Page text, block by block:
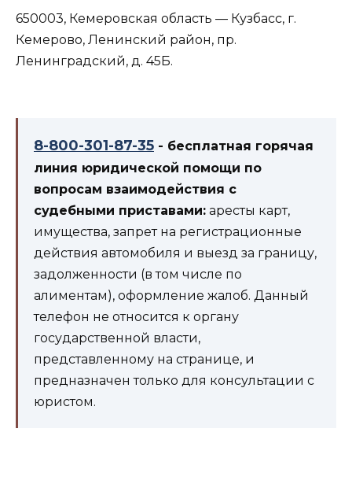
650003, Кемеровская область — Кузбасс, г.
Кемерово, ​Ленинский район, пр.
Ленинградский, д. 45Б.
8-800-301-87-35 - бесплатная горячая
линия юридической помощи по
вопросам взаимодействия с
судебными приставами: аресты карт,
имущества, запрет на регистрационные
действия автомобиля и выезд за границу,
задолженности (в том числе по
алиментам), оформление жалоб. Данный
телефон не относится к органу
государственной власти,
представленному на странице, и
предназначен только для консультации с
юристом.